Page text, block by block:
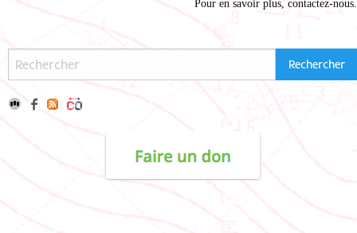
Pour en savoir plus, contactez-nous